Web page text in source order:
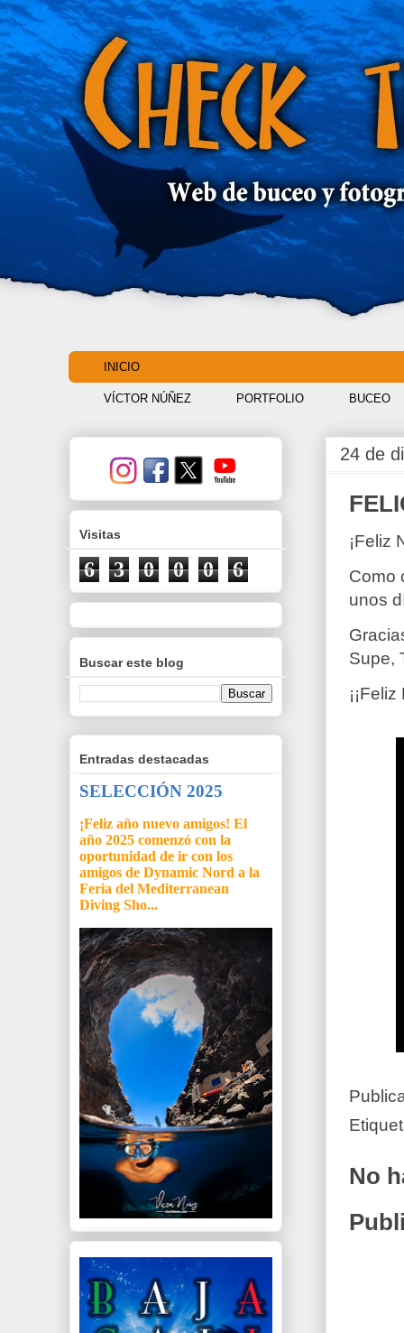
INICIO
VÍCTOR NÚÑEZ PORTFOLIO BUCEO
24 de
¡Feliz
Como
unos
Supe,
No
Visitas
6 3 0 0 0 6
Buscar este blog
Entradas destacadas
SELECCIÓN 2025
¡Feliz año nuevo amigos! El
año 2025 comenzó con la
oportunidad de ir con los
amigos de Dynamic Nord a la
Feria del Mediterranean
Diving Sho...